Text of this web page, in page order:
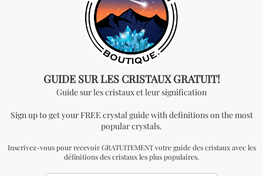
Vous cherchez quelque
chose de spécial? Jetez
un coup d'œil à nos
produits les plus
vendus!